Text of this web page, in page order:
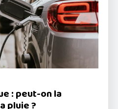
: peut-on la
pluie ?